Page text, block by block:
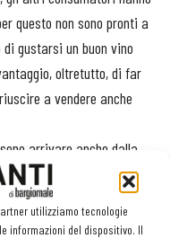
utilizziamo tecnologie
informazioni del dispositivo. Il
questo non sono pronti a
gustarsi un buon vino
oltretutto, di far
a vendere anche
arrivare anche dalla
parte aziende
di iniziative comuni
iniziative speciali